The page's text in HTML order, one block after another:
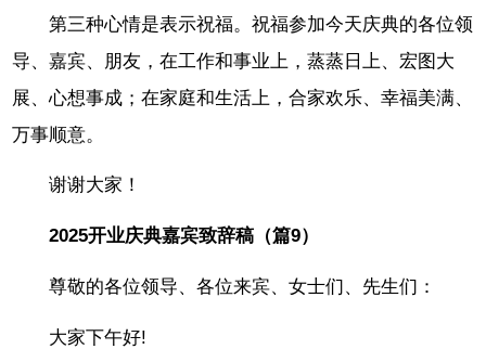
第三种心情是表示祝福。祝福参加今天庆典的各位领
导、嘉宾、朋友，在工作和事业上，蒸蒸日上、宏图大
展、心想事成；在家庭和生活上，合家欢乐、幸福美满、
万事顺意。
谢谢大家！
2025开业庆典嘉宾致辞稿（篇9）
尊敬的各位领导、各位来宾、女士们、先生们：
大家下午好!